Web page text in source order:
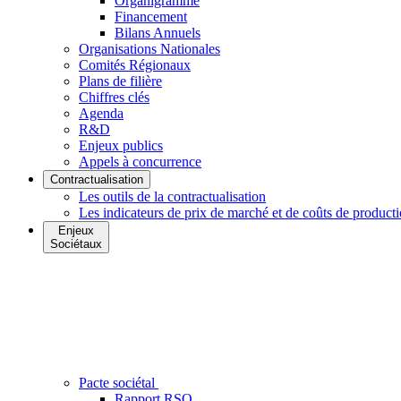
Financement
Bilans Annuels
Organisations Nationales
Comités Régionaux
Plans de filière
Chiffres clés
Agenda
R&D
Enjeux publics
Appels à concurrence
Contractualisation
Les outils de la contractualisation
Les indicateurs de prix de marché et de coûts de
Enjeux
Sociétaux
Pacte sociétal